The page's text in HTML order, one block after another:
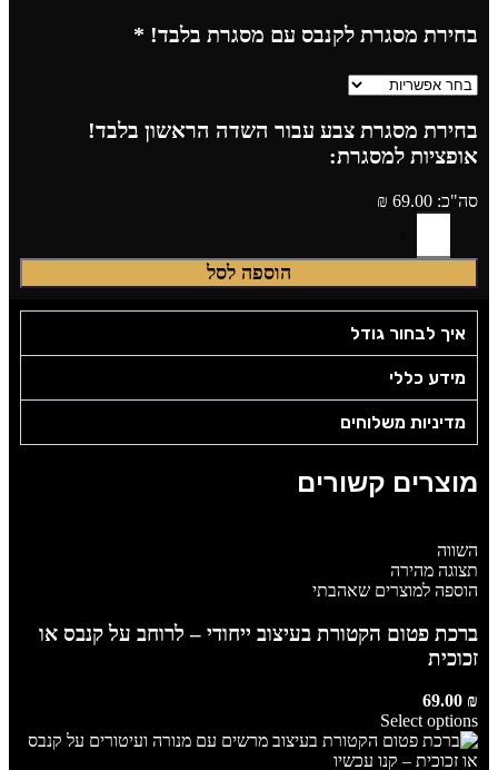
בחירת מסגרת לקנבס עם מסגרת בלבד! *
בחירת מסגרת צבע עבור השדה הראשון בלבד!
אופציות למסגרת:
סה"כ: 69.00
₪
הוספה לסל
איך לבחור גודל
מידע כללי
מדיניות משלוחים
מוצרים קשורים
השווה
תצוגה מהירה
הוספה למוצרים שאהבתי
ברכת פטום הקטורת בעיצוב ייחודי – לרוחב על קנבס או
זכוכית
69.00 ₪
Select options